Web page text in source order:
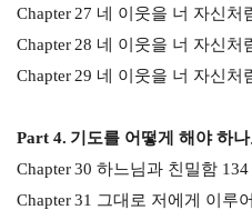
Chapter 27 네 이웃을 너 자신
Chapter 28 네 이웃을 너 자신
Chapter 29 네 이웃을 너 자신
Part 4. 기도를 어떻게 해야 하나
Chapter 30 하느님과 친밀함 134
Chapter 31 그대로 저에게 이루